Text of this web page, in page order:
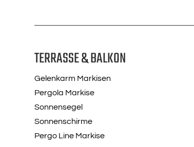
TERRASSE & BALKON
Gelenkarm Markisen
Pergola Markise
Sonnensegel
Sonnenschirme
Pergo Line Markise